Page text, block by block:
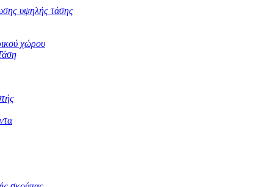
υψηλής τάσης
χώρου